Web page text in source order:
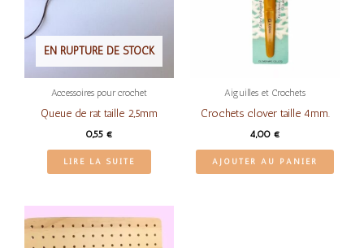
EN RUPTURE DE STOCK
Accessoires pour crochet
Queue de rat taille 2,5mm
0,55 €
LIRE LA SUITE
Aiguilles et Crochets
Crochets clover taille 4mm.
4,00 €
AJOUTER AU PANIER